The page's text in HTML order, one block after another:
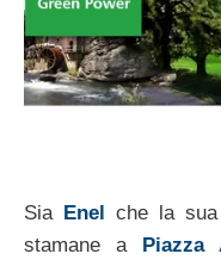
Sia Enel che la sua
stamane a
Piazza